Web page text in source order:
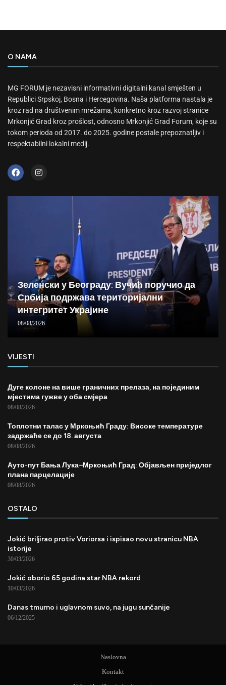
O NAMA
MG FORUM je nezavisni informativni digitalni kanal smješten u
Republici Srpskoj, Bosna i Hercegovina. Naša platforma nastala je
kroz rad na društvenim mrežama, konkretno kroz razvoj stranice
Mrkonjić Grad kroz prošlost, odnosno Mrkonjić Grad Forum, koje su
tokom perioda od 2017. do 2025. godine postale prepoznatljiv i
respektabilni lokalni medij.
Зеленски у Београду: Вучић поручио да
Србија подржава територијални
интегритет Украјине
08/08/2026
VIJESTI
Дуге колоне на више граничних прелаза, на појединим
мјестима гужве у оба смјера
08/08/2026
Топлотни талас у Мркоњић Граду: Високе температуре
задржаће се до 18. августа
08/08/2026
Ауто-пут Бања Лука–Мркоњић Град: Објављен приједлог
плана парцелације
08/08/2026
OSTALO
Jokić briljirao protiv Voriorsa i ispisao novu stranicu NBA
istorije
30/03/2026
Jokić oborio 65 godina star NBA rekord
10/03/2026
Danas tmurno i uglavnom suvo, na jugu sunčanije
06/12/2025
Naslovna
Kontakt